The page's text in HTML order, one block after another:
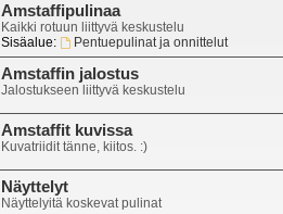
Amstaffipulinaa
Kaikki rotuun liittyvä keskustelu
Sisäalue:
Pentuepulinat ja onnittelut
Amstaffin jalostus
Jalostukseen liittyvä keskustelu
Amstaffit kuvissa
Kuvatriidit tänne, kiitos. :)
Näyttelyt
Näyttelyitä koskevat pulinat